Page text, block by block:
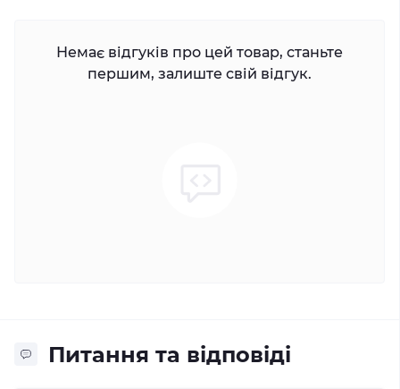
Немає відгуків про цей товар, станьте
першим, залиште свій відгук.
Питання та відповіді